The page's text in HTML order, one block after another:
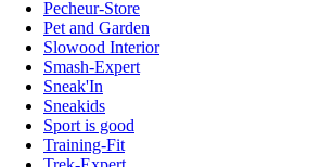
Pecheur-Store
Pet and Garden
Slowood Interior
Smash-Expert
Sneak'In
Sneakids
Sport is good
Training-Fit